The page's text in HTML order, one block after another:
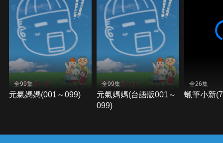
全99集
元氣媽媽(001～099)
全99集
元氣媽媽(台語版001～
099)
全26集
蠟筆小新